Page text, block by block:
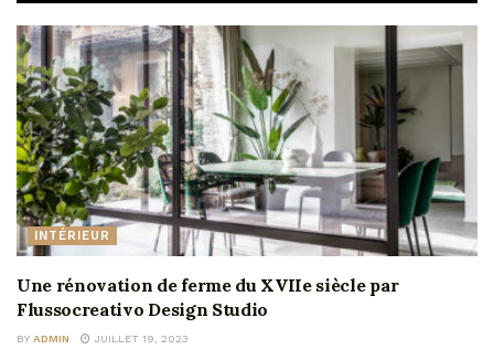
INTÉRIEUR
Une rénovation de ferme du XVIIe siècle par
Flussocreativo Design Studio
BY ADMIN JUILLET 19, 2023